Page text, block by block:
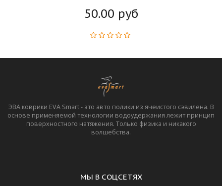
50.00 руб
ЭВА коврики EVA Smart - это авто полики из ячеистого сэвилена. В
основе применяемой технологии водоудержания лежит принцип
поверхностного натяжения. Только физика и никакого
волшебства.
МЫ В СОЦСЕТЯХ